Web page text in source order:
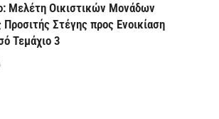
Μελέτη Οικιστικών Μονάδων
Προσιτής Στέγης προς Ενοικίαση
Τεμάχιο 3